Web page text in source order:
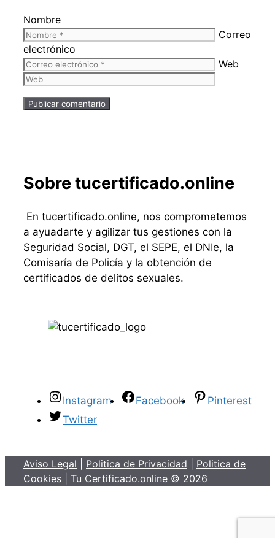
Nombre
Correo
electrónico
Web
Sobre tucertificado.online
En tucertificado.online, nos comprometemos
a ayuadarte y agilizar tus gestiones con la
Seguridad Social, DGT, el SEPE, el DNIe, la
Comisaría de Policía y la obtención de
certificados de delitos sexuales.
Instagram Facebook
Pinterest
Twitter
Aviso Legal Politica de Privacidad
Politica de
Cookies | Tu Certificado.online © 2026